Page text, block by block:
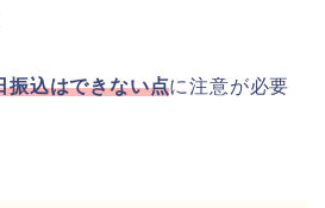
振込はできない点に注意が必要